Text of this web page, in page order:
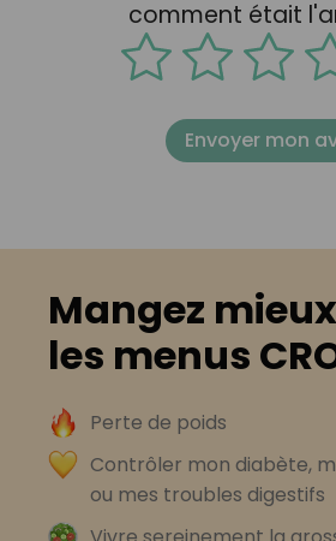
comment était
Envoyer mon
Mangez
les menus
Perte de poids
Contrôler mon diabète,
ou mes troubles digestifs